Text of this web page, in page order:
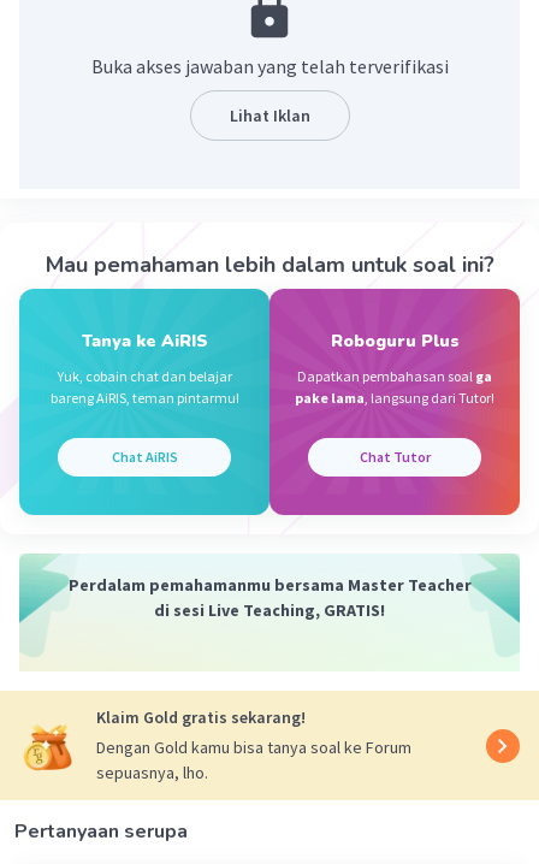
Sumber W Community Level 72
Jawaban terverifikasi
Kolam = 1/4 bagian
Sisanya ditanami Palawija.
Luas yang ditanami palawija = 140 m2
Penyelesaian :
Palawija = 1 - (1/4 + 0,4)
= 0,35 bagian
= 7/20 bagian
Yang ditanami palawija adalah 0,35 bagian atau
7/20 bagian
Buka akses jawaban yang telah terverifikasi
Lihat Iklan
Mau pemahaman lebih dalam untuk soal ini?
Tanya ke AiRIS
Yuk, cobain chat dan belajar
bareng AiRIS, teman pintarmu!
Chat AiRIS
Roboguru Plus
Dapatkan pembahasan soal ga
pake lama, langsung dari Tutor!
Chat Tutor
Perdalam pemahamanmu bersama Master Teacher
di sesi Live Teaching, GRATIS!
Klaim Gold gratis sekarang!
Dengan Gold kamu bisa tanya soal ke Forum
sepuasnya, lho.
Pertanyaan serupa